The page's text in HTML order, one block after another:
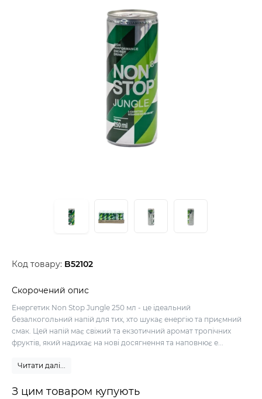
Код товару: B52102
Скорочений опис
Енергетик Non Stop Jungle 250 мл - це ідеальний
безалкогольний напій для тих, хто шукає енергію та приємний
смак. Цей напій має свіжий та екзотичний аромат тропічних
фруктів, який надихає на нові досягнення та наповнює е...
Читати далі...
З цим товаром купують